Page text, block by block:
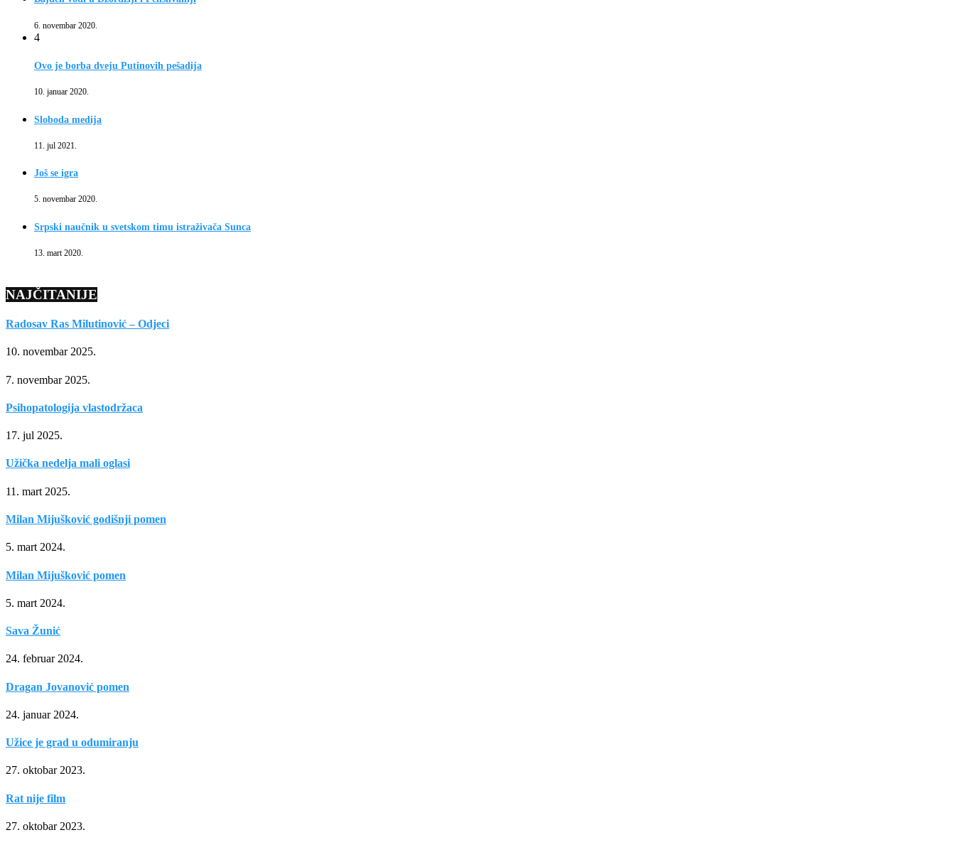
6. novembar 2020.
4
Ovo je borba dveju Putinovih pešadija
10. januar 2020.
Sloboda medija
11. jul 2021.
Još se igra
5. novembar 2020.
Srpski naučnik u svetskom timu istraživača Sunca
13. mart 2020.
NAJČITANIJE
Radosav Ras Milutinović – Odjeci
10. novembar 2025.
7. novembar 2025.
Psihopatologija vlastodržaca
17. jul 2025.
Užička nedelja mali oglasi
11. mart 2025.
Milan Mijušković godišnji pomen
5. mart 2024.
Milan Mijušković pomen
5. mart 2024.
Sava Žunić
24. februar 2024.
Dragan Jovanović pomen
24. januar 2024.
Užice je grad u odumiranju
27. oktobar 2023.
Rat nije film
27. oktobar 2023.